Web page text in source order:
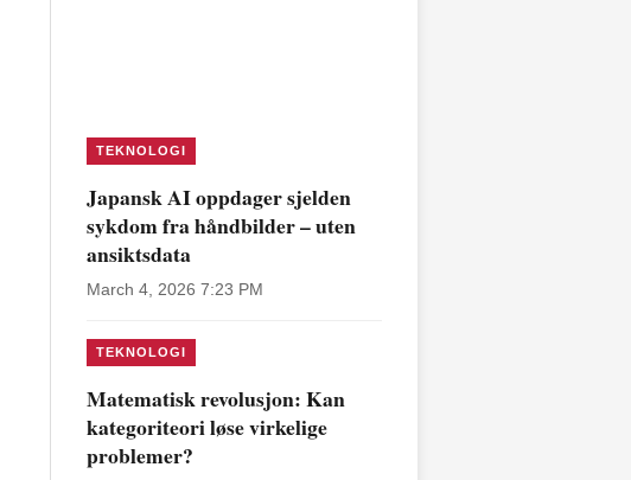
TEKNOLOGI
Japansk AI oppdager sjelden
sykdom fra håndbilder – uten
ansiktsdata
March 4, 2026 7:23 PM
TEKNOLOGI
Matematisk revolusjon: Kan
kategoriteori løse virkelige
problemer?